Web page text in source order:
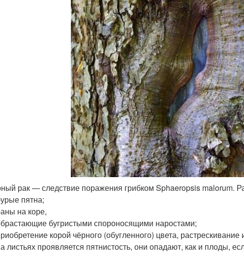
рак — следствие поражения грибком Sphaeropsis malorum.
пятна;
на коре,
бугристыми спороносящими наростами;
корой чёрного (обугленного) цвета,
листьях проявляется пятнистость, они опадают, как и плоды,